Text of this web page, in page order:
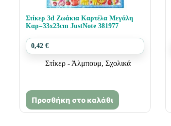
Στίκερ 3d Ζωάκια Καρτέλα Μεγάλη
Καρ=33x23cm JustNote 381977
0,42 €
Στίκερ - Άλμπουμ, Σχολικά
Προσθήκη στο καλάθι